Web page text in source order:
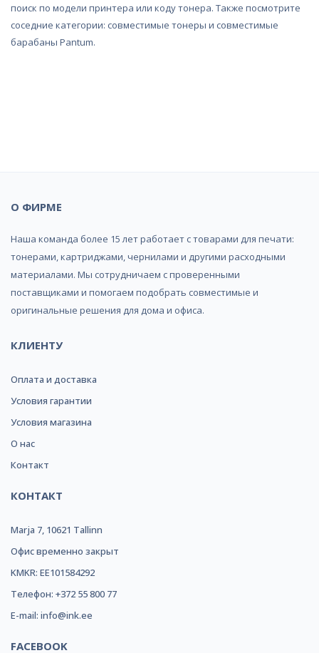
поиск по модели принтера или коду тонера. Также посмотрите
соседние категории: совместимые тонеры и совместимые
барабаны Pantum.
О ФИРМЕ
Наша команда более 15 лет работает с товарами для печати:
тонерами, картриджами, чернилами и другими расходными
материалами. Мы сотрудничаем с проверенными
поставщиками и помогаем подобрать совместимые и
оригинальные решения для дома и офиса.
КЛИЕНТУ
Оплата и доставка
Условия гарантии
Условия магазина
О нас
Контакт
КОНТАКТ
Marja 7, 10621 Tallinn
Офис временно закрыт
KMKR: EE101584292
Телефон: +372 55 800 77
E-mail: info@ink.ee
FACEBOOK